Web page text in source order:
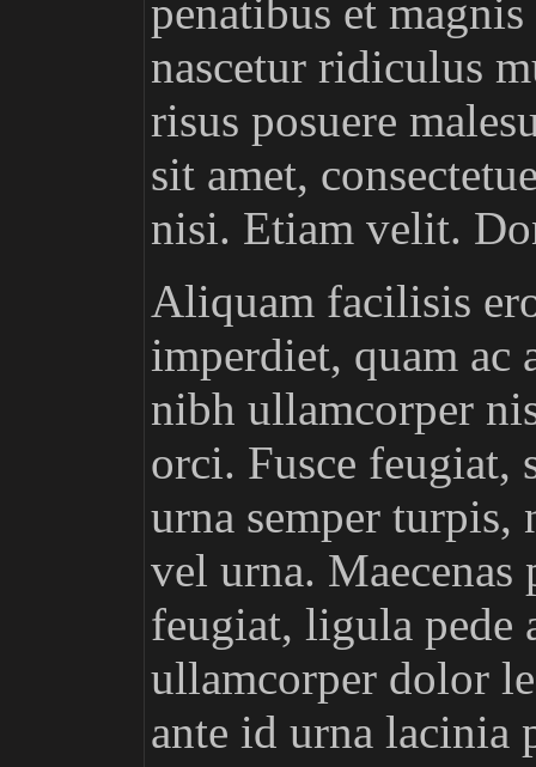
penatibus et
nascetur ridiculus
risus posuere
sit amet,
nisi. Etiam velit.
Aliquam facilisis
imperdiet, quam ac
nibh ullamcorper
orci. Fusce feugiat,
urna semper turpis,
vel urna.
feugiat, ligula pede
ullamcorper dolor
ante id urna lacinia